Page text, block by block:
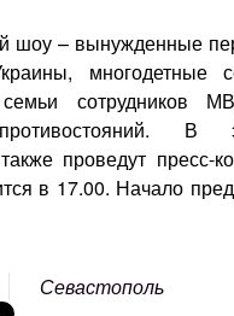
шоу – вынужденные
многодетные
сотрудников
В
проведут пресс-
в 17.00. Начало
Севастополь